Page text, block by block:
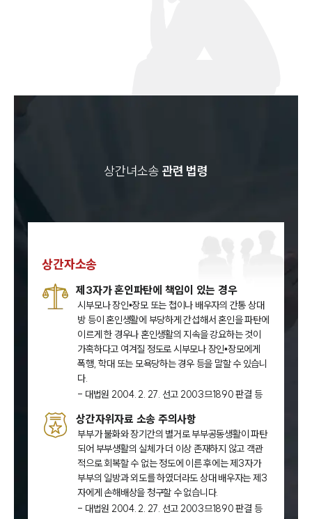
상간녀소송 관련 법령
상간자소송
제3자가 혼인파탄에 책임이 있는 경우
시부모나 장인•장모 또는 첩이나 배우자의 간통 상대
방 등이 혼인생활에 부당하게 간섭해서 혼인을 파탄에
이르게 한 경우나 혼인생활의 지속을 강요하는 것이
가혹하다고 여겨질 정도로 시부모나 장인•장모에게
폭행, 학대 또는 모욕당하는 경우 등을 말할 수 있습니
다.
- 대법원 2004. 2. 27. 선고 2003므1890 판결 등
상간자위자료 소송 주의사항
부부가 불화와 장기간의 별거로 부부공동생활이 파탄
되어 부부생활의 실체가 더 이상 존재하지 않고 객관
적으로 회복할 수 없는 정도에 이른 후에는 제3자가
부부의 일방과 외도를 하였더라도 상대 배우자는 제3
자에게 손해배상을 청구할 수 없습니다.
- 대법원 2004. 2. 27. 선고 2003므1890 판결 등